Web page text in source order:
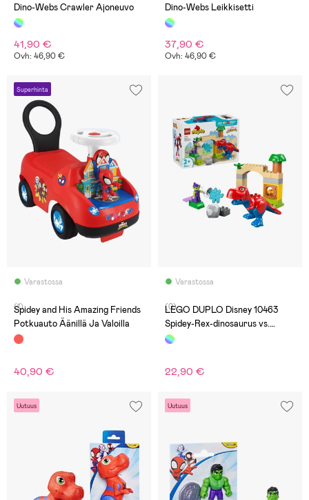
Dino-Webs Crawler Ajoneuvo
41,90 €
Ovh: 46,90 €
Dino-Webs Leikkisetti
37,90 €
Ovh: 46,90 €
Superhinta
Varastossa
(1)
Spidey and His Amazing Friends
Potkuauto Äänillä Ja Valoilla
40,90 €
Varastossa
(0)
LEGO DUPLO Disney 10463
Spidey-Rex-dinosaurus vs.
Green Goblin
22,90 €
Uutuus Uutuus